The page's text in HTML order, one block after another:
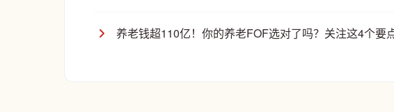
养老钱超110亿！你的养老FOF选对了吗？关注这4个要点